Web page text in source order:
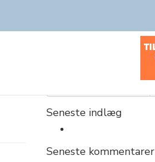
Seneste indlæg
Seneste kommentarer